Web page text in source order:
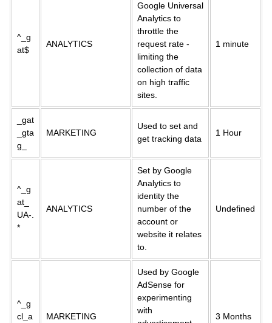
^_g
at$
ANALYTICS
Google Universal
Analytics to
throttle the
request rate -
limiting the
collection of data
on high traffic
sites.
1 minute
_gat
_gta
g_
MARKETING
Used to set and
get tracking data
1 Hour
^_g
at_
UA-.
*
ANALYTICS
Set by Google
Analytics to
identity the
number of the
account or
website it relates
to.
Undefined
^_g
cl_a
MARKETING
Used by Google
AdSense for
experimenting
with
3 Months